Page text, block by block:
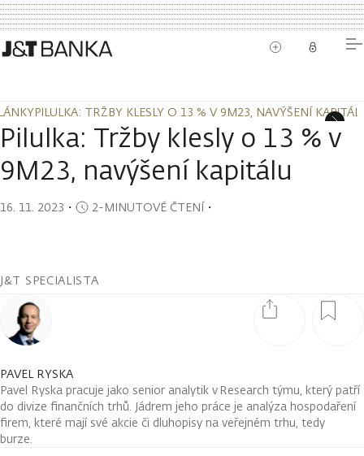
PILULKA: TRŽBY KLESLY O 13 % V 9M23, NAVÝŠENÍ
PILULKA: TRŽBY KLESLY O 13 % V 9M23, NAVÝŠENÍ
Pilulka: Tržby klesly o 13 % v
9M23, navýšení kapitálu
16. 11. 2023 ・ 2-MINUTOVÉ ČTENÍ・
J&T SPECIALISTA
PAVEL RYSKA
Pavel Ryska pracuje jako senior analytik v Research týmu, který patří
do divize finančních trhů. Jádrem jeho práce je analýza hospodaření
firem, které mají své akcie či dluhopisy na veřejném trhu, tedy
burze.